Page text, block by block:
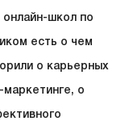
онлайн-школ по
есть о чем
о карьерных
маркетинге, о